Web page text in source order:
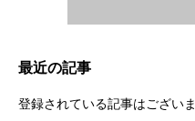
最近の記事
登録されている記事はございま